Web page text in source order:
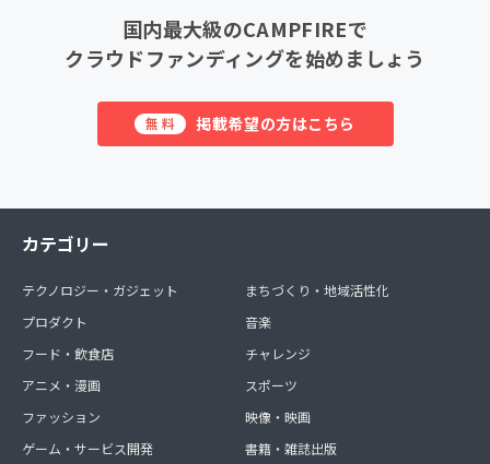
国内最大級のCAMPFIREで
クラウドファンディングを始めましょう
無料 掲載希望の方はこちら
カテゴリー
テクノロジー・ガジェット
プロダクト
フード・飲食店
アニメ・漫画
ファッション
ゲーム・サービス開発
まちづくり・地域活性化
音楽
チャレンジ
スポーツ
映像・映画
書籍・雑誌出版